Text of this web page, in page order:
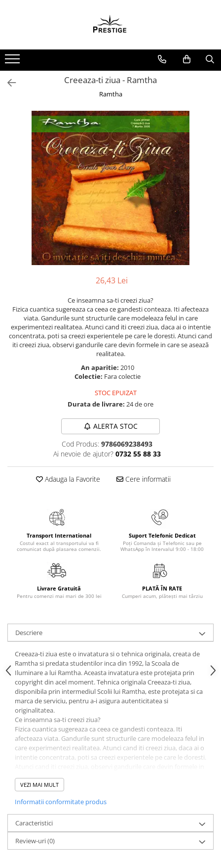
Noutati
Promotii
Pachete Speciale Carti
Arte Divinatorii
Astrologie
Chiromantie
Dezvoltare Spirituala
KidConnection
Minte Corp
New Illuminati Files
Numerologie
Paranormal
Parapsihologie
Religie
Crestinism
ScienceConnection
MedConnect
Medicina & Farmacie
Starea de bine
Beletristica
Biografii, Memorii, Jurnale
Carti pentru Adolescenti, Young
Adult
Crime, Thriller, Mistery
Literatura Romana
Literatura Universala
Poezie
Romane de dragoste, Carti
romantice
Senzatii/Dragoste
Senzatii/Erotic
Senzatii/Thriller
SF & Fantasy
Teatru
Teens Book Club
Umor
Creeaza-ti ziua - Ramtha
Ramtha
26,43 Lei
Ce inseamna sa-ti creezi ziua?
Fizica cuantica sugereaza ca ceea ce gandesti conteaza. Iti afecteaza
viata. Gandurile sunt structurile care modeleaza felul in care
experimentezi realitatea. Atunci cand iti creezi ziua, daca ai o intentie
concentrata, poti sa creezi experientele pe care le doresti. Atunci cand
iti creezi ziua, observi gandurile care devin formele in care se asează
realitatea.
An aparitie: 2010
Colectie: Fara colectie
STOC EPUIZAT
Durata de livrare: 24 de ore
ALERTA STOC
Cod Produs: 9786069238493
Ai nevoie de ajutor? 0732 55 88 33
Adauga la Favorite Cere informatii
Transport International
Costul exact al transportului va fi
comunicat după plasarea comenzii.
Suport Telefonic Dedicat
Poți Comanda și Telefonic sau pe
WhatsApp în Intervalul 9:00 - 18:00
Livrare Gratuită
Pentru comenzi mai mari de 300 lei
PLATĂ ÎN RATE
Cumperi acum, plătești mai târziu
Descriere
Creeaza-ti ziua este o invatatura si o tehnica originala, creata de
Ramtha si predata studentilor inca din 1992, la Scoala de
Iluminare a lui Ramtha. Aceasta invatatura este protejata prin
copyright din acel moment. Tehnica originala Creeaza-ti ziua,
disponibila prin intermediul Scolii lui Ramtha, este protejata si ca
marca de serviciu, pentru a-i asigura autenticitatea si
originalitatea.
Ce inseamna sa-ti creezi ziua?
Fizica cuantica sugereaza ca ceea ce gandesti conteaza. Iti
afecteaza viata. Gandurile sunt structurile care modeleaza felul in
care experimentezi realitatea. Atunci cand iti creezi ziua, daca ai o
intentie concentrata, poti sa creezi experientele pe care le doresti.
care se asează realitatea.
„O oala cuantica la care te uiti nu fierbe niciodata, daca o observi
ca fierbe. O oala cuantica la care te uiti fierbe chiar si pe o bucata
de gheata, daca o observi ca fierbe.”
Fred Alan Wolf, autorul cartii Dr. Quantum (Ed. Prestige)
VEZI MAI MULT
Informatii conformitate produs
Caracteristici
Review-uri(0)